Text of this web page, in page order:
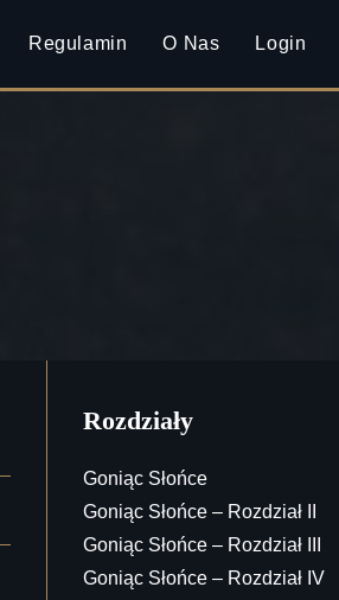
Regulamin O Nas Login
Rozdziały
Goniąc Słońce
Goniąc Słońce – Rozdział II
Goniąc Słońce – Rozdział III
Goniąc Słońce – Rozdział IV